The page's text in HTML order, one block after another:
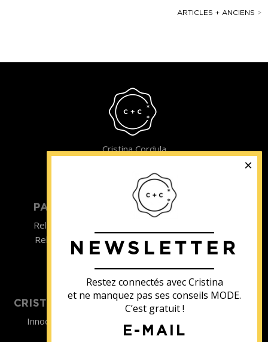
ARTICLES + ANCIENS >
Cristina Cordula
PARTICULIER
Relooking homme
Relooking femme
ENTREPRISE
ENTREPRISE
Formations
CRISTINA SOUTIENT
Innocence en Danger
Contact
NEWSLETTER
Restez connectés avec Cristina
et ne manquez pas ses conseils MODE.
C’est gratuit !
E-MAIL